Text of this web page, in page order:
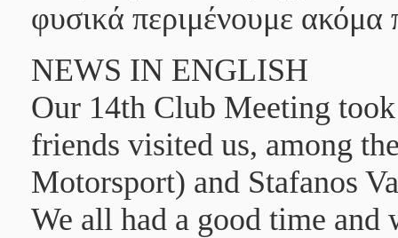
φυσικά περιμένουμε ακόμα
NEWS IN ENGLISH
Our 14th Club Meeting
friends visited us, among
Motorsport) and Stafanos
We all had a good time